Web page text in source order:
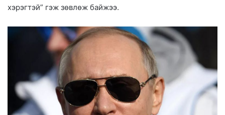
хэрэгтэй” гэж зөвлөж байжээ.